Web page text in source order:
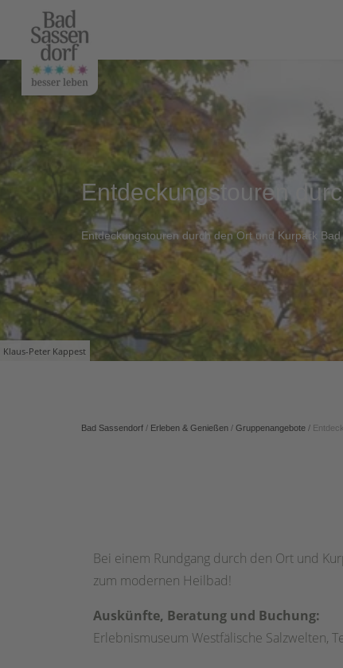
Klaus-Peter Kappest
Entdeckungstouren
Entdeckungstouren durch den Ort und Kurpark
Bad Sassendorf / Erleben & Genießen / Gruppenangebote /
Bei einem Rundgang durch den Ort und
zum modernen Heilbad!
Auskünfte, Beratung und Buchung:
Erlebnismuseum Westfälische Salzwelten,